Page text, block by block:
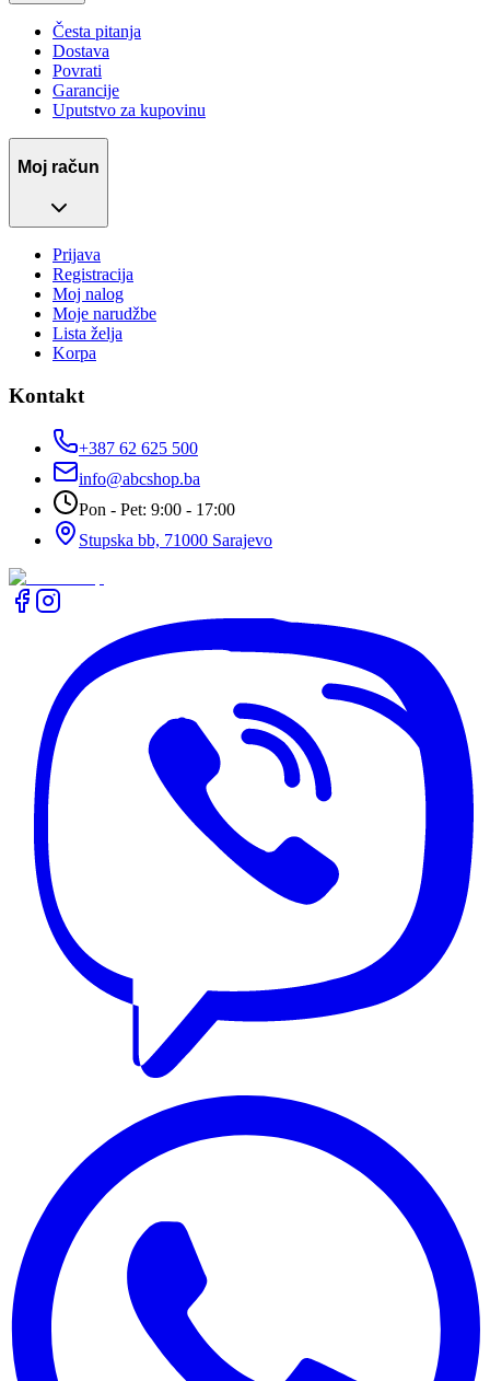
Česta pitanja
Dostava
Povrati
Garancije
Uputstvo za kupovinu
Moj račun
Prijava
Registracija
Moj nalog
Moje narudžbe
Lista želja
Korpa
Kontakt
+387 62 625 500
info@abcshop.ba
Pon - Pet: 9:00 - 17:00
Stupska bb, 71000 Sarajevo